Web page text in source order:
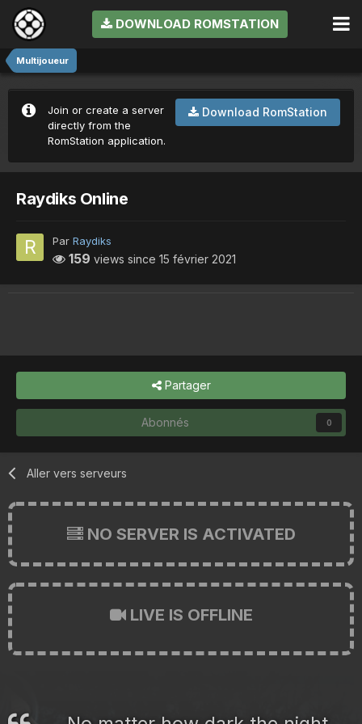
DOWNLOAD ROMSTATION
Multijoueur
Download RomStation
Join or create a server
directly from the
RomStation application.
Raydiks Online
Par Raydiks
159 views since 15 février 2021
Partager
Abonnés 0
Aller vers serveurs
NO SERVER IS ACTIVATED
LIVE IS OFFLINE